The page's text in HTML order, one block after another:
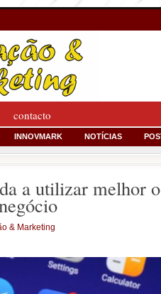
contacto
INNOVMARK NOTÍCIAS
a utilizar melhor
& Marketing